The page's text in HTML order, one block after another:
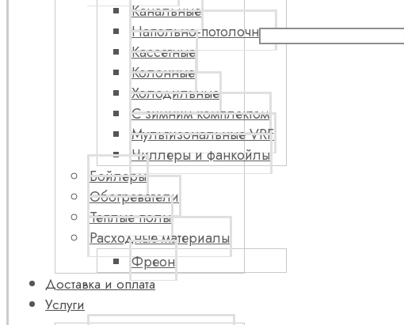
Канальные
Напольно-потолочные
Кассетные
Колонные
Холодильные
С зимним комплектом
Мультизональные VRF
Чиллеры и фанкойлы
Бойлеры
Обогреватели
Теплые полы
Расходные материалы
Фреон
Доставка и оплата
Услуги